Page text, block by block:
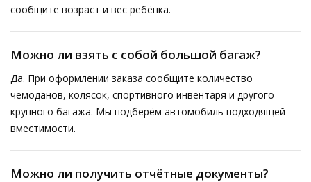
сообщите возраст и вес ребёнка.
Можно ли взять с собой большой багаж?
Да. При оформлении заказа сообщите количество
чемоданов, колясок, спортивного инвентаря и другого
крупного багажа. Мы подберём автомобиль подходящей
вместимости.
Можно ли получить отчётные документы?